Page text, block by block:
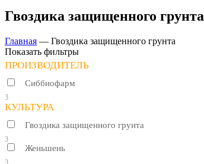
Гвоздика защищенного грунта
Главная — Гвоздика защищенного грунта
Показать фильтры
ПРОИЗВОДИТЕЛЬ
Сиббиофарм
3
КУЛЬТУРА
Гвоздика защищенного грунта
3
Женьшень
3